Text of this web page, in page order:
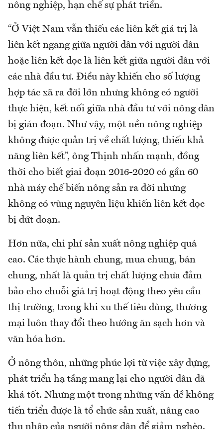
nông nghiệp, hạn chế sự phát triển.
“Ở Việt Nam vẫn thiếu các liên kết giá trị là
liên kết ngang giữa người dân với người dân
hoặc liên kết dọc là liên kết giữa người dân với
các nhà đầu tư. Điều này khiến cho số lượng
hợp tác xã ra đời lớn nhưng không có người
thực hiện, kết nối giữa nhà đầu tư với nông dân
bị gián đoạn. Như vậy, một nền nông nghiệp
không được quản trị về chất lượng, thiếu khả
năng liên kết”, ông Thịnh nhấn mạnh, đồng
thời cho biết giai đoạn 2016-2020 có gần 60
nhà máy chế biến nông sản ra đời nhưng
không có vùng nguyên liệu khiến liên kết dọc
bị đứt đoạn.
Hơn nữa, chi phí sản xuất nông nghiệp quá
cao. Các thực hành chung, mua chung, bán
chung, nhất là quản trị chất lượng chưa đảm
bảo cho chuỗi giá trị hoạt động theo yêu cầu
thị trường, trong khi xu thế tiêu dùng, thương
mại luôn thay đổi theo hướng ăn sạch hơn và
văn hóa hơn.
Ở nông thôn, những phúc lợi từ việc xây dựng,
phát triển hạ tầng mang lại cho người dân đã
khá tốt. Nhưng một trong những vấn đề không
tiến triển được là tổ chức sản xuất, nâng cao